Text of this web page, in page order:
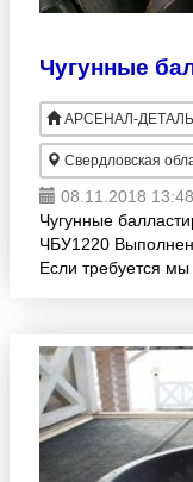
АРСЕНАЛ-ДЕТАЛЬ
Свердловская
08.11.2018 13:48
Чугунные
ЧБУ1220
Если требуется мы